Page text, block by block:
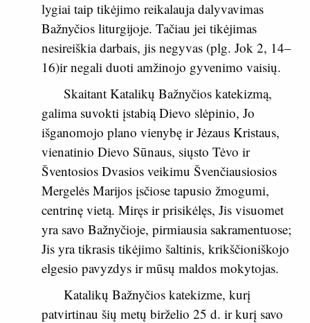
lygiai taip tikėjimo reikalauja dalyvavimas
Bažnyčios liturgijoje. Tačiau jei tikėjimas
nesireiškia darbais, jis negyvas (plg. Jok 2, 14–
16)ir negali duoti amžinojo gyvenimo vaisių.
Skaitant Katalikų Bažnyčios katekizmą,
galima suvokti įstabią Dievo slėpinio, Jo
išganomojo plano vienybę ir Jėzaus Kristaus,
vienatinio Dievo Sūnaus, siųsto Tėvo ir
Šventosios Dvasios veikimu Švenčiausiosios
Mergelės Marijos įsčiose tapusio žmogumi,
centrinę vietą. Miręs ir prisikėlęs, Jis visuomet
yra savo Bažnyčioje, pirmiausia sakramentuose;
Jis yra tikrasis tikėjimo šaltinis, krikščioniškojo
elgesio pavyzdys ir mūsų maldos mokytojas.
Katalikų Bažnyčios katekizme, kurį
patvirtinau šių metų birželio 25 d. ir kurį savo